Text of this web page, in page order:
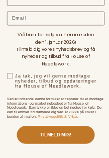
Email
Vi åbner for salg via hjemmesiden
den 1. januar 2026!
Tilmeld dig vores nyhedsbrev og få
nyheder og tilbud fra House of
Needlework.
Ja tak, jeg vil gerne modtage
nyheder, tilbud og opdateringer
fra House of Needlework.
Ved at indsende denne formular accepterer du at modtage
informations- og marketingbeskeder fra House of
Needlework. Samtykke er ikke en betingelse for køb. Du
kan til enhver tid framelde dig ved at klikke på linket i
bunden af mailen.Privatlivspolitik & Vilkår.
TILMELD MIG!